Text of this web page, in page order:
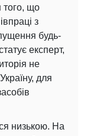
того, що
з
будь-
експерт,
не
для
низькою. На